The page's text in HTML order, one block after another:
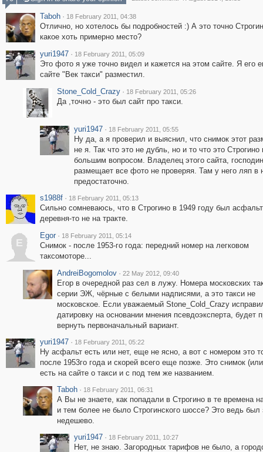
Taboh · 18 February 2011, 04:38
Отлично, но хотелось бы подробностей :) А это точно
какое хоть примерно место?
yuri1947 · 18 February 2011, 05:09
Это фото я уже точно видел и кажется на этом сайте. Я его
сайте "Век такси" разместил.
Stone_Cold_Crazy · 18 February 2011, 05:26
Да ,точно - это был сайт про такси.
yuri1947 · 18 February 2011, 05:55
Ну да, а я проверил и выяснил, что снимок этот
не я. Так что это не дубль, но и то что это Строгино
большим вопросом. Владелец этого сайта,
размещает все фото не проверяя. Там у него ляп в
предостаточно.
s1988f · 18 February 2011, 05:13
Сильно сомневаюсь, что в Строгино в 1949 году был
деревня-то не на тракте.
E
Egor · 18 February 2011, 05:14
Снимок - после 1953-го года: передний номер на легковом
таксомоторе...
AndreiBogomolov · 22 May 2012, 09:40
Егор в очередной раз сел в лужу. Номера московских
серии ЭЖ, чёрные с белыми надписями, а это такси не
московское. Если уважаемый Stone_Cold_Crazy
датировку на основании мнения псевдоэксперта, будет
вернуть первоначальный вариант.
yuri1947 · 18 February 2011, 05:22
Ну асфальт есть или нет, еще не ясно, а вот с номером это
после 1953го года и скорей всего еще позже. Это снимок
есть на сайте о такси и с под тем же названием.
Taboh · 18 February 2011, 06:31
А Вы не знаете, как попадали в Строгино в те
и тем более не было Строгинского шоссе? Это ведь
недешево.
yuri1947 · 18 February 2011, 10:27
Нет, не знаю. Загородных тарифов не было, а